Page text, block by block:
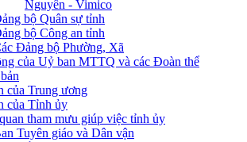
Nguyên - Vimico
bộ Quân sự tỉnh
bộ Công an tỉnh
Đảng bộ Phường, Xã
của Uỷ ban MTTQ và các Đoàn thể
của Trung ương
của Tỉnh ủy
tham mưu giúp việc tỉnh ủy
Tuyên giáo và Dân vận